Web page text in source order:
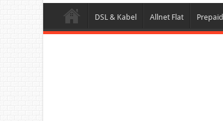
DSL & Kabel Allnet Flat Prepaid